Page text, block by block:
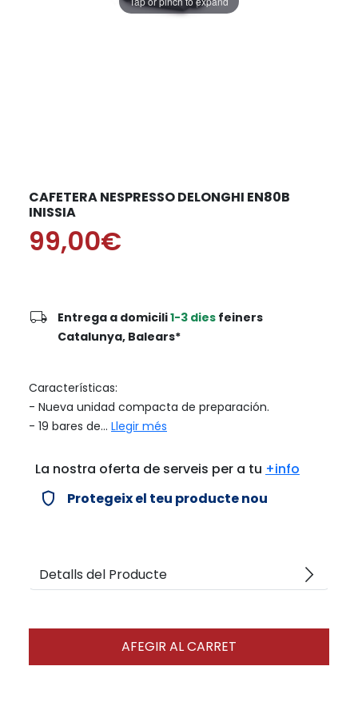
CAFETERA NESPRESSO DELONGHI EN80B
INISSIA
99,00€
local_shipping Entrega a domicili1-3 dies feiners
Catalunya, Balears*
Características:
- Nueva unidad compacta de preparación.
- 19 bares de... Llegir més
La nostra oferta de serveis per a tu +info
verified_user Protegeix el teu producte nou
Detalls del Producte arrow_forward_ios
AFEGIR AL CARRET